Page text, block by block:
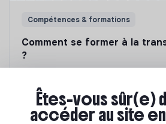
Compétences & formations
Comment se former à la
?
Êtes-vous sûr(e)
accéder au site en